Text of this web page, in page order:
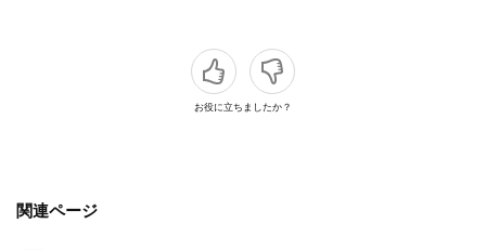
お役に立ちましたか？
関連ページ